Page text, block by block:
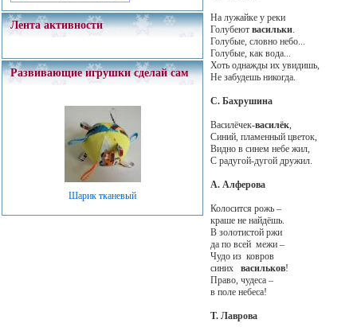
Лента активности
Развивающие игрушки сделай сам
Шарик тканевый
На лужайке у реки
Голубеют васильки.
Голубые, словно небо...
Голубые, как вода...
Хоть однажды их увидишь,
Не забудешь никогда.
С. Бахрушина
Василёчек-василёк,
Синий, пламенный цветок,
Видно в синем небе жил,
С радугой-дугой дружил.
А. Алферова
Колосится рожь –
краше не найдёшь.
В золотистой ржи
да по всей межи –
Чудо из ковров
синих васильков!
Право, чудеса –
в поле небеса!
Т. Лаврова